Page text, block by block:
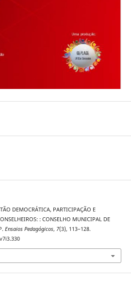
DEMOCRÁTICA, PARTICIPAÇÃO E
: CONSELHO MUNICIPAL DE
Ensaios Pedagógicos, 7(3), 113–128.